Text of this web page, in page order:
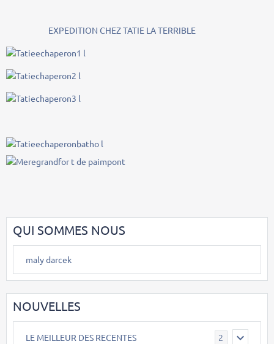
EXPEDITION CHEZ TATIE LA TERRIBLE
QUI SOMMES NOUS
maly darcek
NOUVELLES
LE MEILLEUR DES RECENTES 2